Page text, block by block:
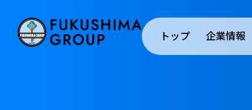
トップ 企業情報